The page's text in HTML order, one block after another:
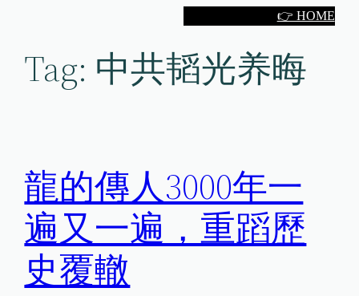
👉 HOME
Tag: 中共韬光养晦
龍的傳人3000年一
遍又一遍，重蹈歷
史覆轍